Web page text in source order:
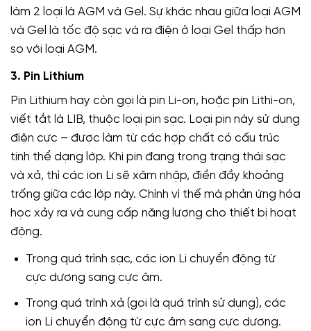
làm 2 loại là AGM và Gel. Sự khác nhau giữa loại AGM
và Gel là tốc độ sạc và ra điện ở loại Gel thấp hơn
so với loại AGM.
3. Pin Lithium
Pin Lithium hay còn gọi là pin Li-on, hoặc pin Lithi-on,
viết tắt là LIB, thuộc loại pin sạc. Loại pin này sử dụng
điện cực – được làm từ các hợp chất có cấu trúc
tinh thể dạng lớp. Khi pin đang trong trạng thái sạc
và xả, thì các ion Li sẽ xâm nhập, điền đầy khoảng
trống giữa các lớp này. Chính vì thế mà phản ứng hóa
học xảy ra và cung cấp năng lượng cho thiết bị hoạt
động.
Trong quá trình sạc, các ion Li chuyển động từ
cực dương sang cực âm.
Trong quá trình xả (gọi là quá trình sử dụng), các
ion Li chuyển động từ cực âm sang cực dương.